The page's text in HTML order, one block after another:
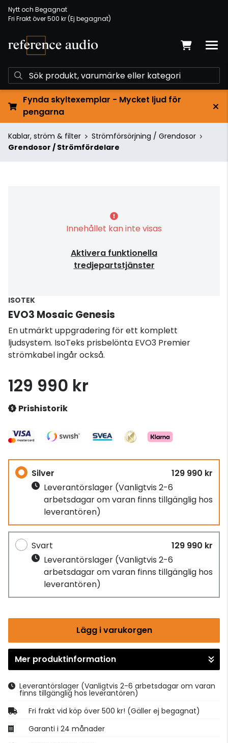
Nytt och Begagnat
Fri Frakt över 500 kr (Ej begagnat)
Fynda skyltexemplar - Mycket ljud för
pengarna
Kablar, ström & filter
Strömförsörjning / Grendosor
Grendosor / Strömfördelare
Innehållet kan inte visas
Aktivera funktionella
tredjepartstjänster
ISOTEK
EVO3 Mosaic Genesis
En utmärkt uppgradering för ett komplett
ljudsystem. IsoTeks prisbelönta EVO3 Premier
strömkabel ingår också.
129 990 kr
Prishistorik
Silver
129 990 kr
Leverantörslager (Vanligtvis 2-6
arbetsdagar om varan finns tillgänglig hos
leverantören)
Svart
129 990 kr
Leverantörslager (Vanligtvis 2-6
arbetsdagar om varan finns tillgänglig hos
leverantören)
Lägg i varukorgen
Gå till kassan
Mer produktinformation
Leverantörslager (Vanligtvis 2-6 arbetsdagar om varan
finns tillgänglig hos leverantören)
Fri frakt vid köp över 500 kr! (Gäller ej begagnat)
Garanti i 24 månader